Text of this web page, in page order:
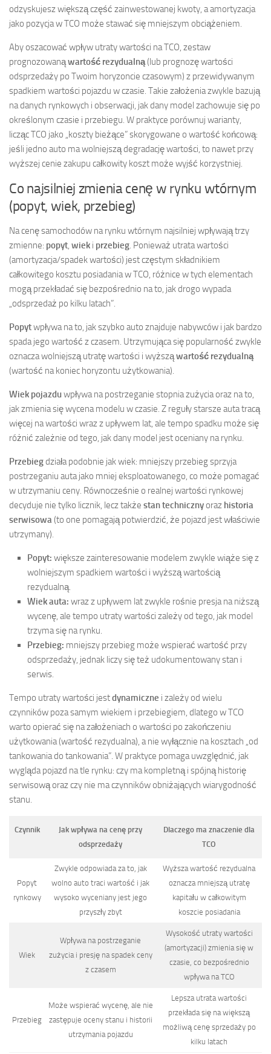
odzyskujesz większą część zainwestowanej kwoty, a amortyzacja
jako pozycja w TCO może stawać się mniejszym obciążeniem.
Aby oszacować wpływ utraty wartości na TCO, zestaw
prognozowanąwartość rezydualną(lub prognozę wartości
odsprzedaży po Twoim horyzoncie czasowym) z przewidywanym
spadkiem wartości pojazdu w czasie. Takie założenia zwykle bazują
na danych rynkowych i obserwacji, jak dany model zachowuje się po
określonym czasie i przebiegu. W praktyce porównuj warianty,
licząc TCO jako „koszty bieżące” skorygowane o wartość końcową:
jeśli jedno auto ma wolniejszą degradację wartości, to nawet przy
wyższej cenie zakupu całkowity koszt może wyjść korzystniej.
Co najsilniej zmienia cenę w rynku wtórnym
(popyt, wiek, przebieg)
Na cenę samochodów na rynku wtórnym najsilniej wpływają trzy
zmienne: popyt, wiek i przebieg. Ponieważ utrata wartości
(amortyzacja/spadek wartości) jest częstym składnikiem
całkowitego kosztu posiadania w TCO, różnice w tych elementach
mogą przekładać się bezpośrednio na to, jak drogo wypada
„odsprzedaż po kilku latach”.
Popytwpływa na to, jak szybko auto znajduje nabywców i jak bardzo
spada jego wartość z czasem. Utrzymująca się popularność zwykle
oznacza wolniejszą utratę wartości i wyższąwartość rezydualną
(wartość na koniec horyzontu użytkowania).
Wiek pojazduwpływa na postrzeganie stopnia zużycia oraz na to,
jak zmienia się wycena modelu w czasie. Z reguły starsze auta tracą
więcej na wartości wraz z upływem lat, ale tempo spadku może się
różnić zależnie od tego, jak dany model jest oceniany na rynku.
Przebiegdziała podobnie jak wiek: mniejszy przebieg sprzyja
postrzeganiu auta jako mniej eksploatowanego, co może pomagać
w utrzymaniu ceny. Równocześnie o realnej wartości rynkowej
decyduje nie tylko licznik, lecz także stan technicznyoraz historia
serwisowa(to one pomagają potwierdzić, że pojazd jest właściwie
utrzymany).
Popyt: większe zainteresowanie modelem zwykle wiąże się z
wolniejszym spadkiem wartości i wyższą wartością
rezydualną.
Wiek auta: wraz z upływem lat zwykle rośnie presja na niższą
wycenę, ale tempo utraty wartości zależy od tego, jak model
trzyma się na rynku.
Przebieg: mniejszy przebieg może wspierać wartość przy
odsprzedaży, jednak liczy się też udokumentowany stan i
serwis.
Tempo utraty wartości jestdynamiczne i zależy od wielu
czynników poza samym wiekiem i przebiegiem, dlatego w TCO
warto opierać się na założeniach o wartości po zakończeniu
użytkowania (wartość rezydualna), a nie wyłącznie na kosztach „od
tankowania do tankowania”. W praktyce pomaga uwzględnić, jak
wygląda pojazd na tle rynku: czy ma kompletną i spójną historię
serwisową oraz czy nie ma czynników obniżających wiarygodność
stanu.
Czynnik
Jak wpływa na cenę przy
odsprzedaży
Dlaczego ma znaczenie dla
TCO
Popyt
rynkowy
Zwykle odpowiada za to, jak
wolno auto traci wartość i jak
wysoko wyceniany jest jego
przyszły zbyt
Wyższa wartość rezydualna
oznacza mniejszą utratę
kapitału w całkowitym
koszcie posiadania
Wiek
Wpływa na postrzeganie
zużycia i presję na spadek ceny
z czasem
Wysokość utraty wartości
(amortyzacji) zmienia się w
czasie, co bezpośrednio
wpływa na TCO
Przebieg
Może wspierać wycenę, ale nie
zastępuje oceny stanu i historii
utrzymania pojazdu
Lepsza utrata wartości
przekłada się na większą
możliwą cenę sprzedaży po
kilku latach